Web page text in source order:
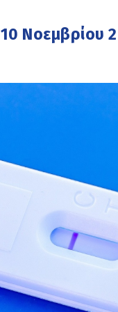
10 Νοεμβρίου